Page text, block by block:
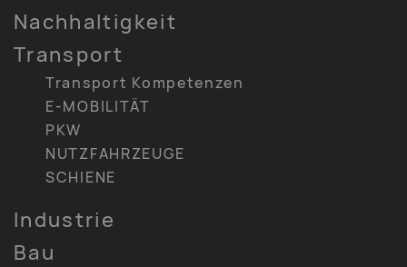
Nachhaltigkeit
Transport
Transport Kompetenzen
E-MOBILITÄT
PKW
NUTZFAHRZEUGE
SCHIENE
Industrie
Bau